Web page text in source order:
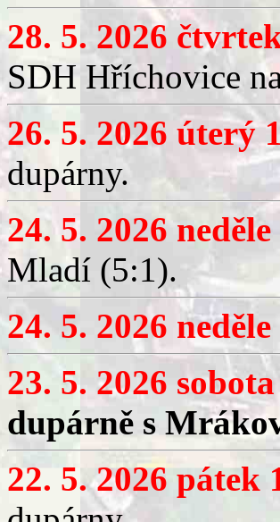
28. 5. 2026
SDH Hříchovice
26. 5. 2026 úterý
dupárny.
24. 5. 2026
Mladí (5:1).
24. 5. 2026 neděle
23. 5. 2026
dupárně s
22. 5. 2026 pátek